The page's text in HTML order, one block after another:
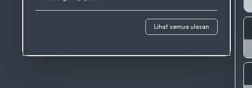
Lihat semua ulasan